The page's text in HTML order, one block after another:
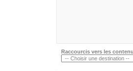
Raccourcis vers les